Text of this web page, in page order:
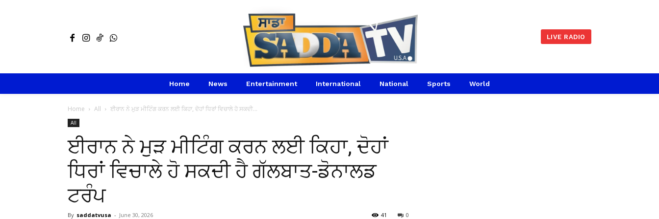
LIVE RADIO
Home News Entertainment International National Sports World
Home All ਈਰਾਨ ਨੇ ਮੁੜ ਮੀਟਿੰਗ ਕਰਨ ਲਈ ਕਿਹਾ, ਦੋਹਾਂ ਧਿਰਾਂ ਵਿਚਾਲੇ ਹੋ ਸਕਦੀ...
All
ਈਰਾਨ ਨੇ ਮੁੜ ਮੀਟਿੰਗ ਕਰਨ ਲਈ ਕਿਹਾ, ਦੋਹਾਂ
ਧਿਰਾਂ ਵਿਚਾਲੇ ਹੋ ਸਕਦੀ ਹੈ ਗੱਲਬਾਤ-ਡੋਨਾਲਡ
ਟਰੰਪ
By saddatvusa - June 30, 2026 0
41